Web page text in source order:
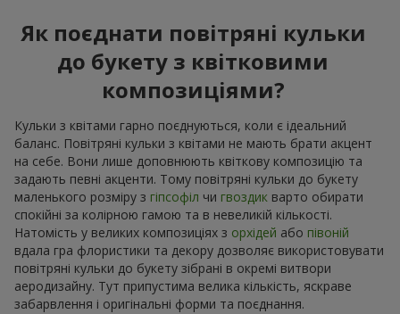
Як поєднати повітряні кульки
до букету з квітковими
композиціями?
Кульки з квітами гарно поєднуються, коли є ідеальний
баланс. Повітряні кульки з квітами не мають брати акцент
на себе. Вони лише доповнюють квіткову композицію та
задають певні акценти. Тому повітряні кульки до букету
маленького розміру з гіпсофіл чи гвоздик варто обирати
спокійні за колірною гамою та в невеликій кількості.
Натомість у великих композиціях з орхідей або півоній
вдала гра флористики та декору дозволяє використовувати
повітряні кульки до букету зібрані в окремі витвори
аеродизайну. Тут припустима велика кількість, яскраве
забарвлення і оригінальні форми та поєднання.